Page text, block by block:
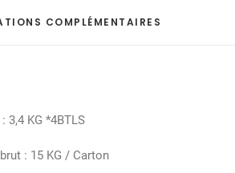
COMPLÉMENTAIRES
3,4 KG *4BTLS
: 15 KG / Carton